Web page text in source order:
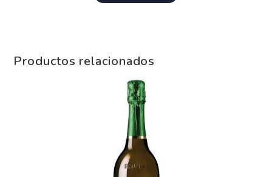
Productos relacionados